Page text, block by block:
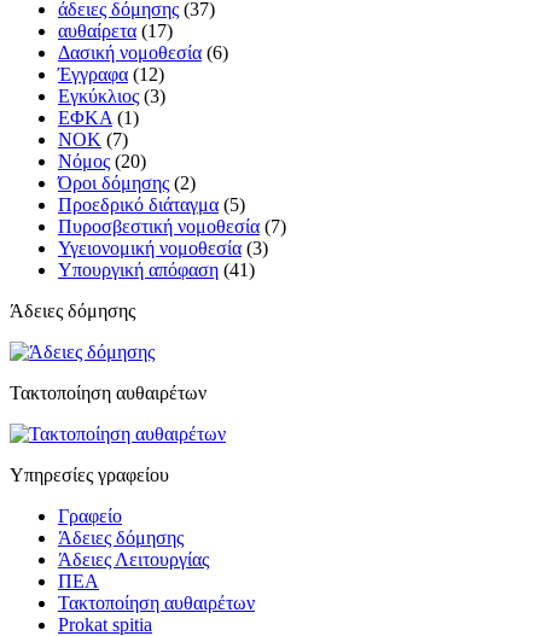
άδειες δόμησης (37)
αυθαίρετα (17)
Δασική νομοθεσία (6)
Έγγραφα (12)
Εγκύκλιος (3)
ΕΦΚΑ (1)
ΝΟΚ (7)
Νόμος (20)
Όροι δόμησης (2)
Προεδρικό διάταγμα (5)
Πυροσβεστική νομοθεσία (7)
Υγειονομική νομοθεσία (3)
Υπουργική απόφαση (41)
Άδειες δόμησης
Τακτοποίηση αυθαιρέτων
Υπηρεσίες γραφείου
Γραφείο
Άδειες δόμησης
Άδειες Λειτουργίας
ΠΕΑ
Τακτοποίηση αυθαιρέτων
Prokat spitia